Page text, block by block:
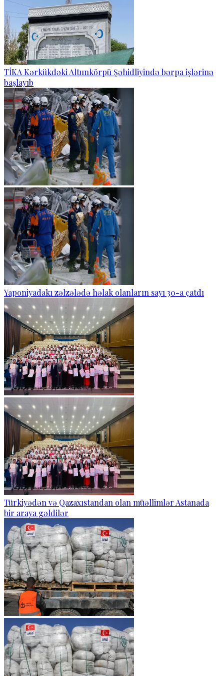
TİKA Kərkükdəki Altunkörpü Şəhidliyində bərpa işlərinə
başlayıb
Yaponiyadakı zəlzələdə həlak olanların sayı 30-a çatdı
Türkiyədən və Qazaxıstandan olan müəllimlər Astanada
bir araya gəldilər